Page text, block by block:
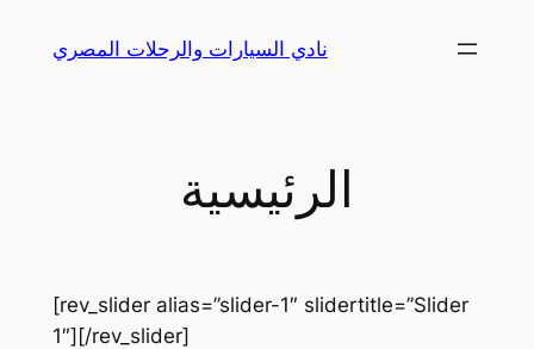
نادي السيارات والرحلات المصري
الرئيسية
[rev_slider alias=”slider-1″ slidertitle=”Slider
1″][/rev_slider]